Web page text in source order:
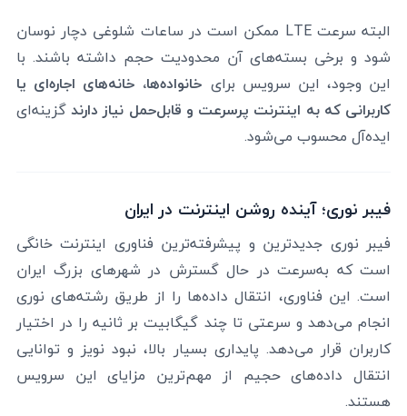
البته سرعت LTE ممکن است در ساعات شلوغی دچار نوسان
شود و برخی بسته‌های آن محدودیت حجم داشته باشند. با
این وجود، این سرویس برای خانواده‌ها، خانه‌های اجاره‌ای یا
کاربرانی که به اینترنت پرسرعت و قابل‌حمل نیاز دارندگزینه‌ای
ایده‌آل محسوب می‌شود.
فیبر نوری؛ آینده روشن اینترنت در ایران
فیبر نوری جدیدترین و پیشرفته‌ترین فناوری اینترنت خانگی
است که به‌سرعت در حال گسترش در شهرهای بزرگ ایران
است. این فناوری، انتقال داده‌ها را از طریق رشته‌های نوری
انجام می‌دهد و سرعتی تا چند گیگابیت بر ثانیه را در اختیار
کاربران قرار می‌دهد. پایداری بسیار بالا، نبود نویز و توانایی
انتقال داده‌های حجیم از مهم‌ترین مزایای این سرویس
هستند.